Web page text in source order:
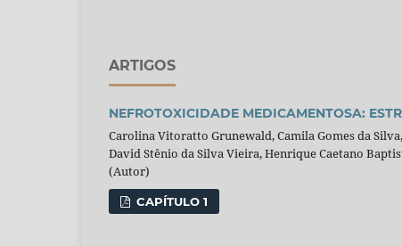
ARTIGOS
NEFROTOXICIDADE MEDICAMENTOSA:
Carolina Vitoratto Grunewald, Camila Gomes da
David Stênio da Silva Vieira, Henrique Caetano
(Autor)
CAPÍTULO 1